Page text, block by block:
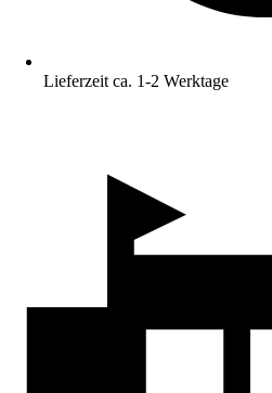
Lieferzeit ca. 1-2 Werktage